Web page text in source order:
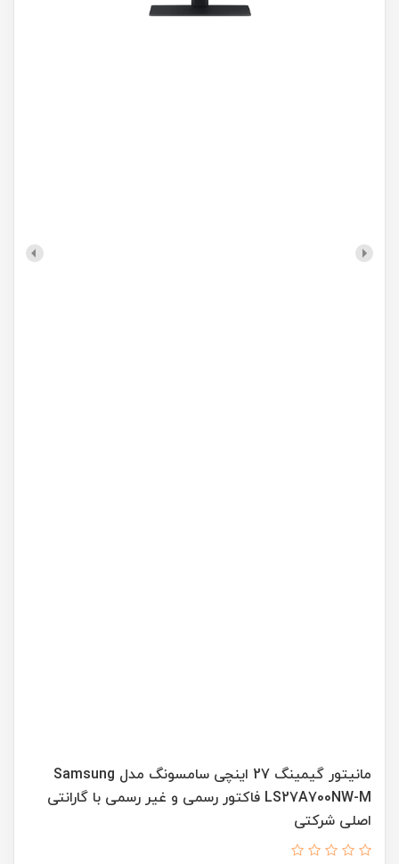
مانیتور گیمینگ 27 اینچی سامسونگ مدل Samsung
LS27A700NW-M فاکتور رسمی و غیر رسمی با گارانتی
اصلی شرکتی